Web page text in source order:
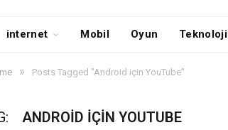
internet Mobil Oyun Teknoloji
» Posts Tagged "Android için YouTube"
ANDROID IÇIN YOUTUBE